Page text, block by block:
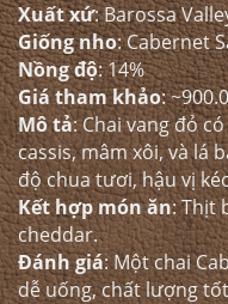
Xuất xứ: Barossa
Giống nho: Cabernet
Nồng độ: 14%
Giá tham khảo:
Mô tả: Chai vang đỏ
cassis, mâm xôi, và lá
độ chua tươi, hậu vị
Kết hợp món ăn: Thịt
cheddar.
Đánh giá: Một chai
dễ uống, chất lượng